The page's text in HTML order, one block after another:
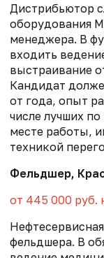
Дистрибьютор
оборудования
менеджера. В
входить
выстраивание
Кандидат
от года, опыт
числе лучших
месте работы,
техникой
Фельдшер,
от 445 000 руб.
фельдшера. В